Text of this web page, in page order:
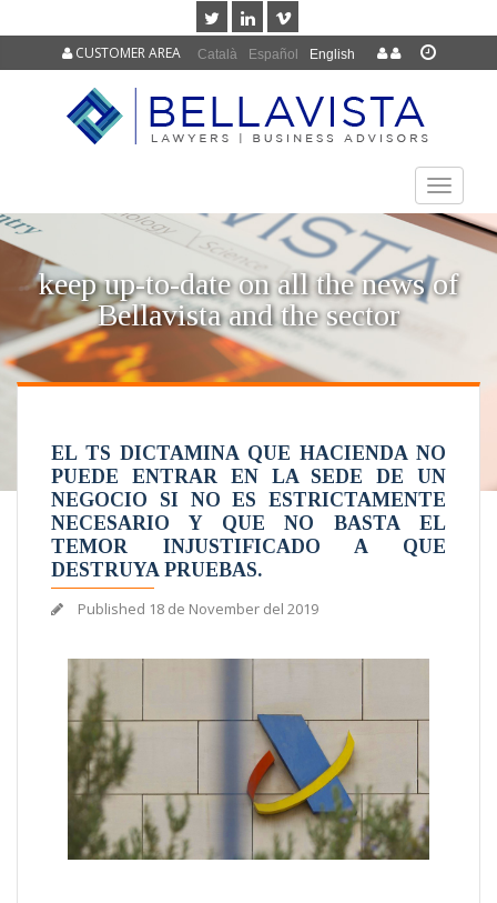
Català Español English
CUSTOMER AREA
TOGGLE
keep up-to-date on all the news of
Bellavista and the sector
EL TS DICTAMINA QUE HACIENDA NO
PUEDE ENTRAR EN LA SEDE DE UN
NEGOCIO SI NO ES ESTRICTAMENTE
NECESARIO Y QUE NO BASTA EL
TEMOR INJUSTIFICADO A QUE
DESTRUYA PRUEBAS.
Published 18 de November del 2019